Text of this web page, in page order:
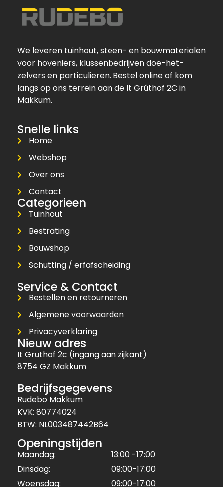
We leveren tuinhout, steen- en bouwmaterialen
voor hoveniers, klussenbedrijven doe-het-
zelvers en particulieren. Bestel online of kom
langs op ons terrein aan de It Grûthof 2C in
Makkum.
Snelle links
Home
Webshop
Over ons
Contact
Categorieen
Tuinhout
Bestrating
Bouwshop
Schutting / erfafscheiding
Service & Contact
Bestellen en retourneren
Algemene voorwaarden
Privacyverklaring
Nieuw adres
It Gruthof 2c (ingang aan zijkant)
8754 GZ Makkum
Bedrijfsgegevens
Rudebo Makkum
KVK: 80774024
BTW: NL003487442B64
Openingstijden
Maandag:
13:00 -17:00
Dinsdag:
09:00-17:00
Woensdag:
09:00-17:00